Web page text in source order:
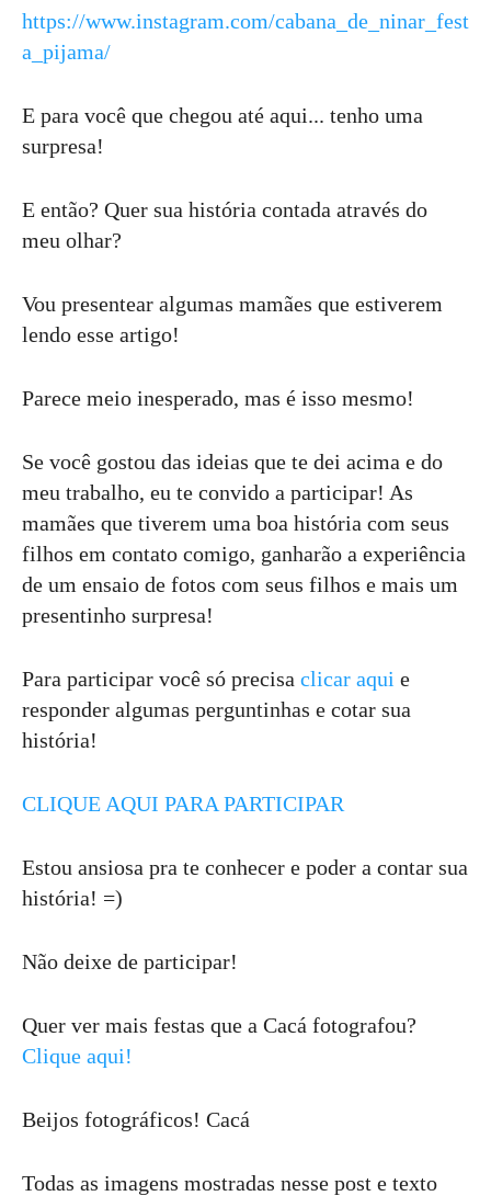
https://www.instagram.com/cabana_de_ninar_fest
a_pijama/
E para você que chegou até aqui... tenho uma
surpresa!
E então? Quer sua história contada através do
meu olhar?
Vou presentear algumas mamães que estiverem
lendo esse artigo!
Parece meio inesperado, mas é isso mesmo!
Se você gostou das ideias que te dei acima e do
meu trabalho, eu te convido a participar! As
mamães que tiverem uma boa história com seus
filhos em contato comigo, ganharão a experiência
de um ensaio de fotos com seus filhos e mais um
presentinho surpresa!
Para participar você só precisa clicar aqui e
responder algumas perguntinhas e cotar sua
história!
CLIQUE AQUI PARA PARTICIPAR
Estou ansiosa pra te conhecer e poder a contar sua
história! =)
Não deixe de participar!
Quer ver mais festas que a Cacá fotografou?
Clique aqui!
Beijos fotográficos! Cacá
Todas as imagens mostradas nesse post e texto